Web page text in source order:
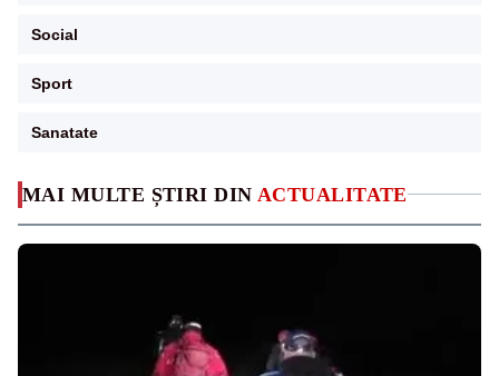
MAI MULTE ȘTIRI DIN ACTUALITATE
Social
Sport
Sanatate